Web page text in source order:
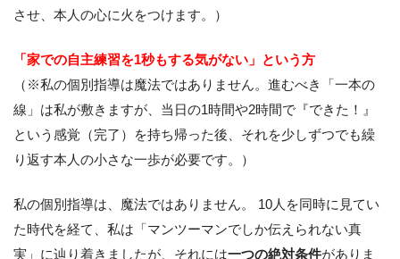
させ、本人の心に火をつけます。）
「家での自主練習を1秒もする気がない」という方
（※私の個別指導は魔法ではありません。進むべき「一本の
線」は私が敷きますが、当日の1時間や2時間で『できた！』
という感覚（完了）を持ち帰った後、それを少しずつでも繰
り返す本人の小さな一歩が必要です。）
私の個別指導は、魔法ではありません。 10人を同時に見てい
た時代を経て、私は「マンツーマンでしか伝えられない真
実」に辿り着きましたが、それには一つの絶対条件がありま